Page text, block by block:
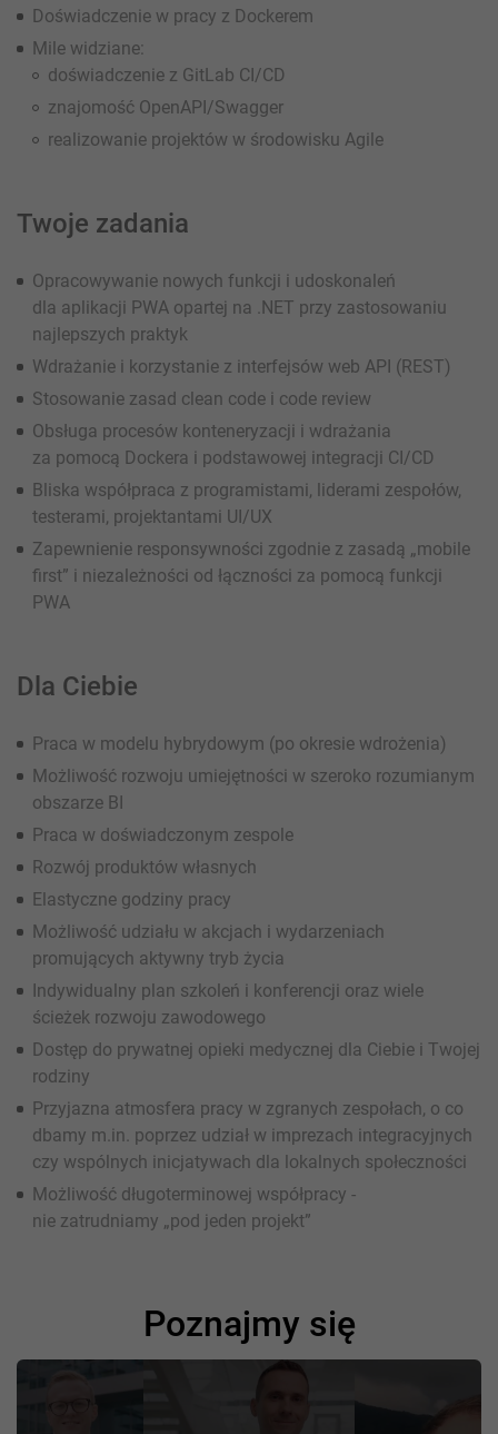
Doświadczenie w pracy z Dockerem
Mile widziane:
doświadczenie z GitLab CI/CD
znajomość OpenAPI/Swagger
realizowanie projektów w środowisku Agile
Twoje zadania
Opracowywanie nowych funkcji i udoskonaleń
dla aplikacji PWA opartej na .NET przy zastosowaniu
najlepszych praktyk
Wdrażanie i korzystanie z interfejsów web API (REST)
Stosowanie zasad clean code i code review
Obsługa procesów konteneryzacji i wdrażania
za pomocą Dockera i podstawowej integracji CI/CD
Bliska współpraca z programistami, liderami zespołów,
testerami, projektantami UI/UX
Zapewnienie responsywności zgodnie z zasadą „mobile
first” i niezależności od łączności za pomocą funkcji
PWA
Dla Ciebie
Praca w modelu hybrydowym (po okresie wdrożenia)
Możliwość rozwoju umiejętności w szeroko rozumianym
obszarze BI
Praca w doświadczonym zespole
Rozwój produktów własnych
Elastyczne godziny pracy
Możliwość udziału w akcjach i wydarzeniach
promujących aktywny tryb życia
Indywidualny plan szkoleń i konferencji oraz wiele
ścieżek rozwoju zawodowego
Dostęp do prywatnej opieki medycznej dla Ciebie i Twojej
rodziny
Przyjazna atmosfera pracy w zgranych zespołach, o co
dbamy m.in. poprzez udział w imprezach integracyjnych
czy wspólnych inicjatywach dla lokalnych społeczności
Możliwość długoterminowej współpracy -
nie zatrudniamy „pod jeden projekt”
Poznajmy się